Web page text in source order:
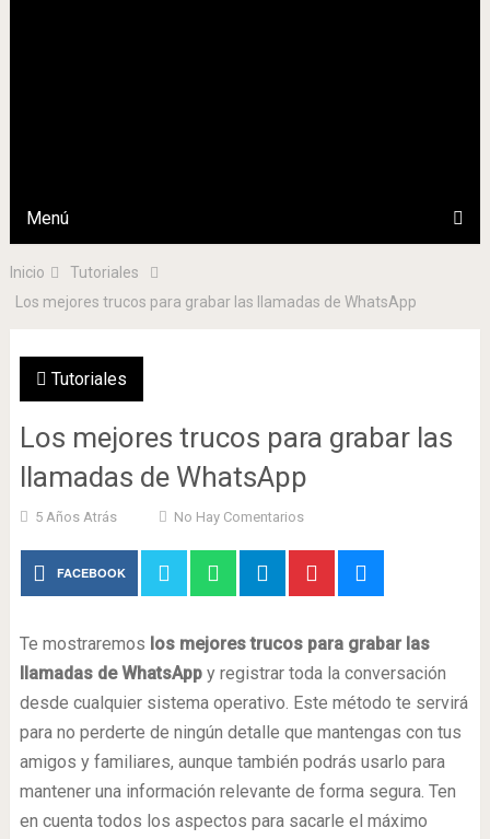
Menú
Inicio
Tutoriales
Los mejores trucos para grabar las llamadas de WhatsApp
Tutoriales
Los mejores trucos para grabar las
llamadas de WhatsApp
5 Años Atrás No Hay Comentarios
FACEBOOK
Te mostraremos los mejores trucos para grabar las
llamadas de WhatsAppy registrar toda la conversación
desde cualquier sistema operativo. Este método te servirá
para no perderte de ningún detalle que mantengas con tus
amigos y familiares, aunque también podrás usarlo para
mantener una información relevante de forma segura. Ten
en cuenta todos los aspectos para sacarle el máximo